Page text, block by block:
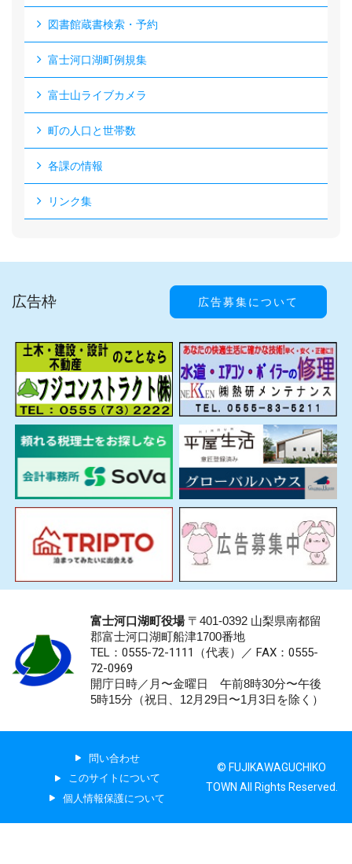
図書館蔵書検索・予約
富士河口湖町例規集
富士山ライブカメラ
町の人口と世帯数
各課の情報
リンク集
広告枠 広告募集について
富士河口湖町役場〒401-0392 山梨県南都留
郡富士河口湖町船津1700番地
TEL：0555-72-1111 （代表）／ FAX：0555-
72-0969
開庁日時／月〜金曜日 午前8時30分〜午後
5時15分（祝日、12月29日〜1月3日を除く）
問い合わせ
このサイトについて
個人情報保護について
© FUJIKAWAGUCHIKO
TOWN All Rights Reserved.